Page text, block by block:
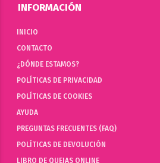
INFORMACIÓN
INICIO
CONTACTO
¿DÓNDE ESTAMOS?
POLÍTICAS DE PRIVACIDAD
POLÍTICAS DE COOKIES
AYUDA
PREGUNTAS FRECUENTES (FAQ)
POLÍTICAS DE DEVOLUCIÓN
LIBRO DE QUEJAS ONLINE